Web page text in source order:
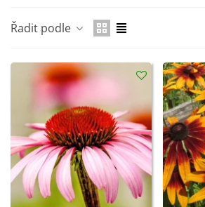
Řadit podle